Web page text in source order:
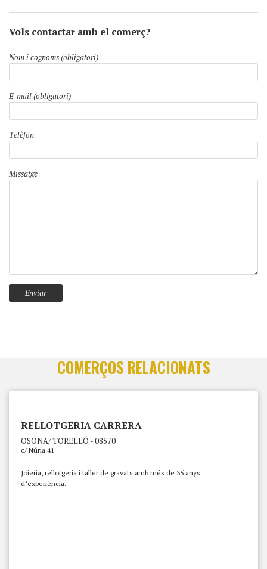
Vols contactar amb el comerç?
Nom i cognoms (obligatori)
E-mail (obligatori)
Telèfon
Missatge
COMERÇOS RELACIONATS
RELLOTGERIA CARRERA
OSONA/ TORELLÓ - 08570
c/ Núria 41
Joieria, rellotgeria i taller de gravats amb més de 35 anys
d’experiència.